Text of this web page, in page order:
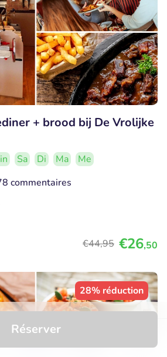
Réserver
+ brood bij De Vrolijke
Sa Di Ma
Me
commentaires
€44,95 €26,50
28% réduction